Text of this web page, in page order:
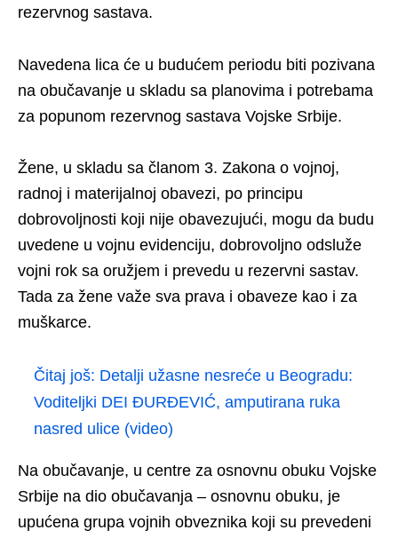
rezervnog sastava.
Navedena lica će u budućem periodu biti pozivana
na obučavanje u skladu sa planovima i potrebama
za popunom rezervnog sastava Vojske Srbije.
Žene, u skladu sa članom 3. Zakona o vojnoj,
radnoj i materijalnoj obavezi, po principu
dobrovoljnosti koji nije obavezujući, mogu da budu
uvedene u vojnu evidenciju, dobrovoljno odsluže
vojni rok sa oružjem i prevedu u rezervni sastav.
Tada za žene važe sva prava i obaveze kao i za
muškarce.
Čitaj još: Detalji užasne nesreće u Beogradu:
Voditeljki DEI ĐURĐEVIĆ, amputirana ruka
nasred ulice (video)
Na obučavanje, u centre za osnovnu obuku Vojske
Srbije na dio obučavanja – osnovnu obuku, je
upućena grupa vojnih obveznika koji su prevedeni